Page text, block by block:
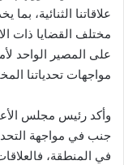
علاقاتنا الثنائية،
مختلف القضايا ذات
على المصير الواحد
مواجهات تحدياتنا
وأكد رئيس مجلس
جنب في مواجهة
في المنطقة،